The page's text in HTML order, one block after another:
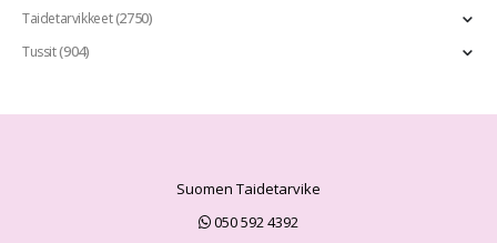
Taidetarvikkeet(2750)
Tussit(904)
Suomen Taidetarvike
050 592 4392